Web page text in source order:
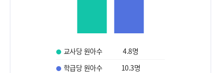
교사당 원아수 4.8명
학급당 원아수
10.3명